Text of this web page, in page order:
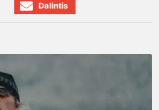
Dalintis